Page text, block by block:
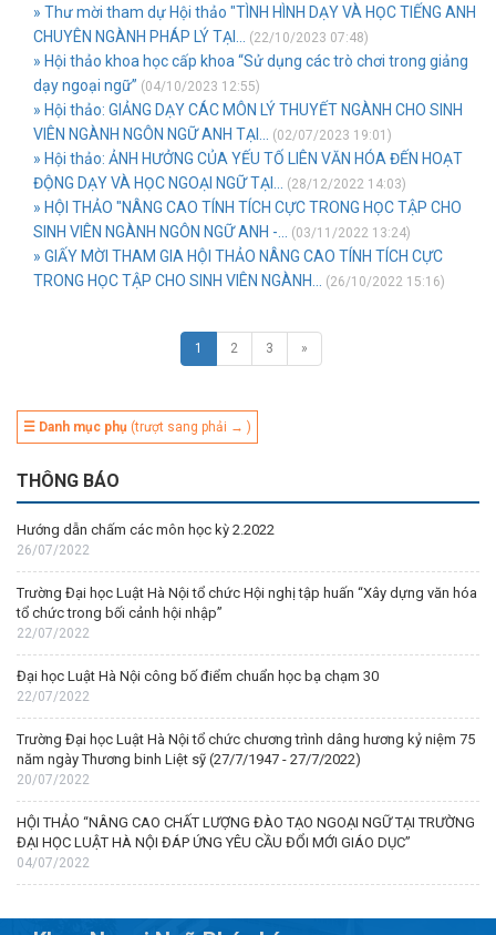
» Thư mời tham dự Hội thảo "TÌNH HÌNH DẠY VÀ HỌC TIẾNG ANH
CHUYÊN NGÀNH PHÁP LÝ TẠI...
(22/10/2023 07:48)
» Hội thảo khoa học cấp khoa “Sử dụng các trò chơi trong giảng
dạy ngoại ngữ” (04/10/2023 12:55)
» Hội thảo: GIẢNG DẠY CÁC MÔN LÝ THUYẾT NGÀNH CHO SINH
VIÊN NGÀNH NGÔN NGỮ ANH TẠI...
(02/07/2023 19:01)
» Hội thảo: ẢNH HƯỞNG CỦA YẾU TỐ LIÊN VĂN HÓA ĐẾN HOẠT
ĐỘNG DẠY VÀ HỌC NGOẠI NGỮ TẠI...
(28/12/2022 14:03)
» HỘI THẢO "NÂNG CAO TÍNH TÍCH CỰC TRONG HỌC TẬP CHO
SINH VIÊN NGÀNH NGÔN NGỮ ANH -...
(03/11/2022 13:24)
» GIẤY MỜI THAM GIA HỘI THẢO NÂNG CAO TÍNH TÍCH CỰC
TRONG HỌC TẬP CHO SINH VIÊN NGÀNH...
(26/10/2022 15:16)
1 2 3 »
☰ Danh mục phụ (trượt sang phải → )
THÔNG BÁO
Hướng dẫn chấm các môn học kỳ 2.2022
26/07/2022
Trường Đại học Luật Hà Nội tổ chức Hội nghị tập huấn “Xây dựng văn hóa
tổ chức trong bối cảnh hội nhập”
22/07/2022
Đại học Luật Hà Nội công bố điểm chuẩn học bạ chạm 30
22/07/2022
Trường Đại học Luật Hà Nội tổ chức chương trình dâng hương kỷ niệm 75
năm ngày Thương binh Liệt sỹ (27/7/1947 - 27/7/2022)
20/07/2022
HỘI THẢO “NÂNG CAO CHẤT LƯỢNG ĐÀO TẠO NGOẠI NGỮ TẠI TRƯỜNG
ĐẠI HỌC LUẬT HÀ NỘI ĐÁP ỨNG YÊU CẦU ĐỔI MỚI GIÁO DỤC”
04/07/2022